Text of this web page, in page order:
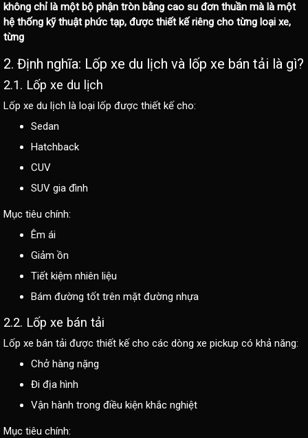
không chỉ là một bộ phận tròn bằng cao su đơn thuần mà là một
hệ thống kỹ thuật phức tạp, được thiết kế riêng cho từng loại xe,
từng
2. Định nghĩa: Lốp xe du lịch và lốp xe bán tải là gì?
2.1. Lốp xe du lịch
Lốp xe du lịch là loại lốp được thiết kế cho:
Sedan
Hatchback
CUV
SUV gia đình
Mục tiêu chính:
Êm ái
Giảm ồn
Tiết kiệm nhiên liệu
Bám đường tốt trên mặt đường nhựa
2.2. Lốp xe bán tải
Lốp xe bán tải được thiết kế cho các dòng xe pickup có khả năng:
Chở hàng nặng
Đi địa hình
Vận hành trong điều kiện khắc nghiệt
Mục tiêu chính: